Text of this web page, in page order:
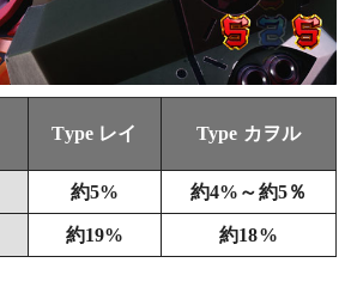
Type レイ Type カヲル
約5% 約4%～約5％
約19% 約18%